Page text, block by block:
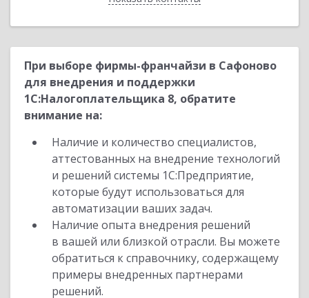
При выборе фирмы-франчайзи в Сафоново
для внедрения и поддержки
1С:Налогоплательщика 8, обратите
внимание на:
Наличие и количество специалистов,
аттестованных на внедрение технологий
и решений системы 1С:Предприятие,
которые будут использоваться для
автоматизации ваших задач.
Наличие опыта внедрения решений
в вашей или близкой отрасли. Вы можете
обратиться к справочнику, содержащему
примеры внедренных партнерами
решений.